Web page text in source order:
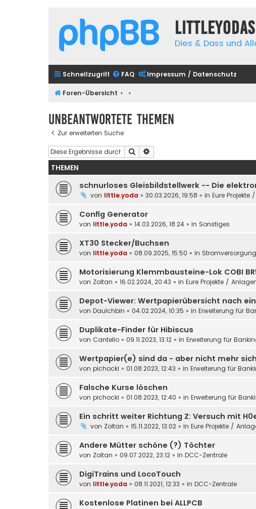
Dies & Dass und
Schnellzugriff FAQ Impressum / Datenschutz
Foren-Übersicht
Unbeantwortete Themen
Zur erweiterten Suche
Suche
THEMEN
schnurloses Gleisbildstellwerk -- Die
von little.yoda » 30.03.2026, 19:58 » in Eure
Config Generator
von little.yoda » 14.03.2026, 18:24 » in Sonstiges
XT30 Stecker/Buchsen
von little.yoda » 08.09.2025, 15:50 » in Stromversorgung
Motorisierung Klemmbausteine-Lok COBI
von Zoltan » 16.02.2024, 20:43 » in Eure Projekte /
Depot-Viewer: Wertpapierübersicht nach
von DauIchbin » 04.02.2024, 10:35 » in Erweiterung für
Duplikate-Finder für Hibiscus
von Cantello » 09.11.2023, 13:12 » in Erweiterung für
Wertpapier(e) sind da - aber nicht mehr
von pichocki » 01.08.2023, 12:43 » in Erweiterung für
Falsche Kurse löschen
von pichocki » 01.08.2023, 12:40 » in Erweiterung für
Ein schritt weiter Richtung Z: Versuch mit
von Zoltan » 15.11.2022, 13:02 » in Eure Projekte /
Andere Mütter schöne (?) Töchter
von Zoltan » 09.07.2022, 23:12 » in DCC-Zentrale
DigiTrains und LocoTouch
von little.yoda » 08.11.2021, 12:33 » in DCC-Zentrale
Kostenlose Platinen bei ALLPCB